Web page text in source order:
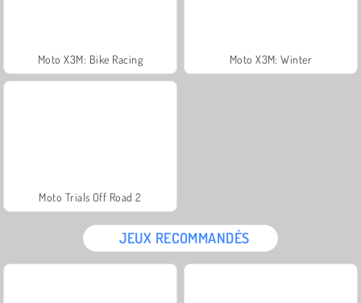
Moto X3M: Bike Racing Moto X3M: Winter
Moto Trials Off Road 2
JEUX RECOMMANDÉS